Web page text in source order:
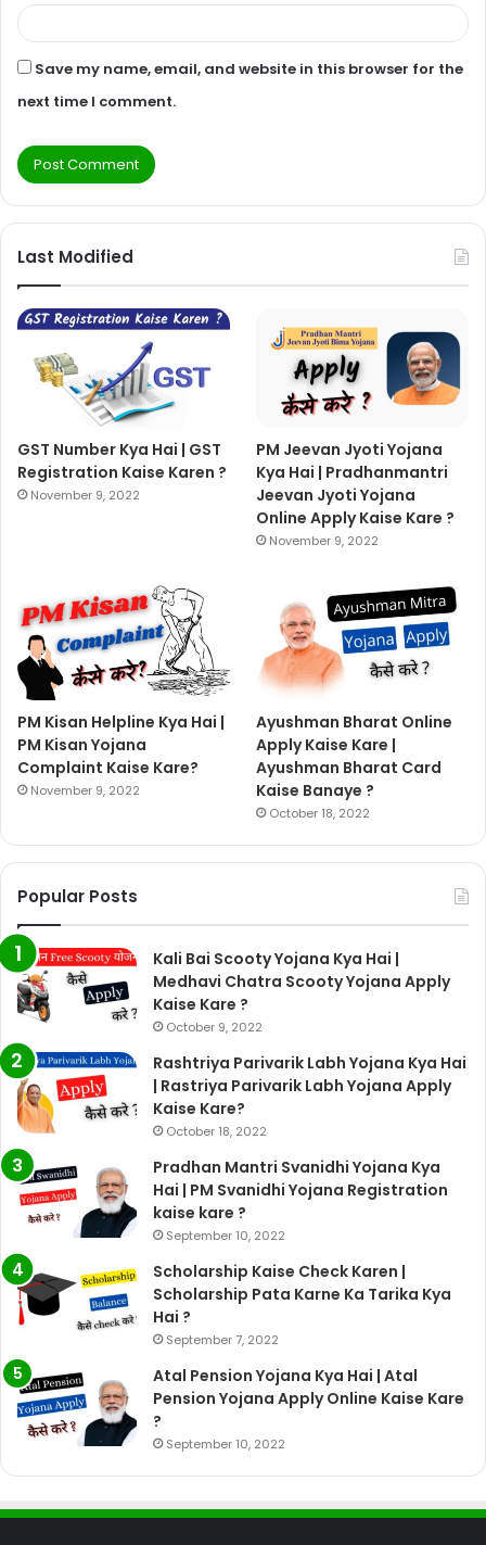
Save my name, email, and website in this browser for the
next time I comment.
Last Modified
GST Number Kya Hai | GST
Registration Kaise Karen ?
November 9, 2022
PM Jeevan Jyoti Yojana
Kya Hai | Pradhanmantri
Jeevan Jyoti Yojana
Online Apply Kaise Kare ?
November 9, 2022
PM Kisan Helpline Kya Hai |
PM Kisan Yojana
Complaint Kaise Kare?
November 9, 2022
Ayushman Bharat Online
Apply Kaise Kare |
Ayushman Bharat Card
Kaise Banaye ?
October 18, 2022
Popular Posts
Kali Bai Scooty Yojana Kya Hai |
Medhavi Chatra Scooty Yojana Apply
Kaise Kare ?
October 9, 2022
Rashtriya Parivarik Labh Yojana Kya Hai
| Rastriya Parivarik Labh Yojana Apply
Kaise Kare?
October 18, 2022
Pradhan Mantri Svanidhi Yojana Kya
Hai | PM Svanidhi Yojana Registration
kaise kare ?
September 10, 2022
Scholarship Kaise Check Karen |
Scholarship Pata Karne Ka Tarika Kya
Hai ?
September 7, 2022
Atal Pension Yojana Kya Hai | Atal
Pension Yojana Apply Online Kaise Kare
?
September 10, 2022